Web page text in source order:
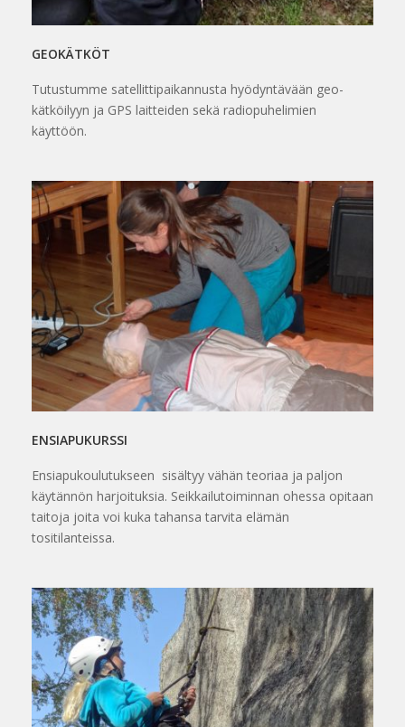
GEOKÄTKÖT
Tutustumme satellittipaikannusta hyödyntävään geo-
kätköilyyn ja GPS laitteiden sekä radiopuhelimien
käyttöön.
ENSIAPUKURSSI
Ensiapukoulutukseen sisältyy vähän teoriaa ja paljon
käytännön harjoituksia. Seikkailutoiminnan ohessa opitaan
taitoja joita voi kuka tahansa tarvita elämän
tositilanteissa.